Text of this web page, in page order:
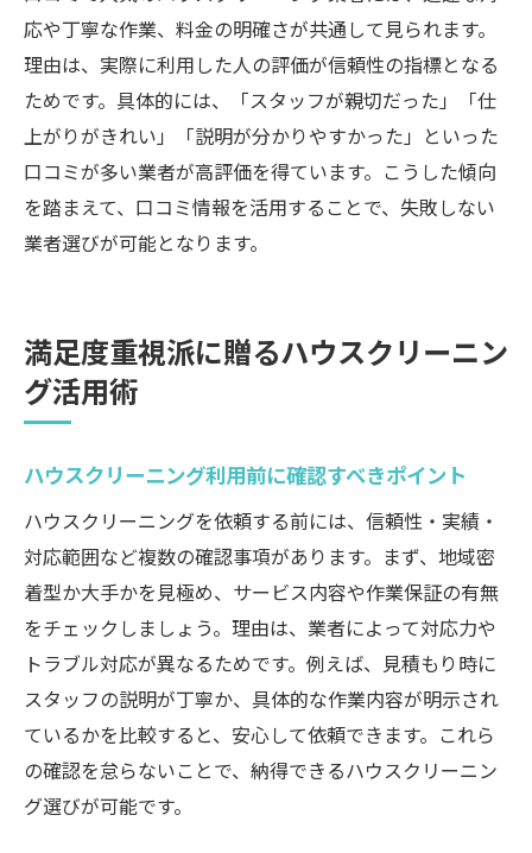
頼法
セットプラン活用でお得にハウスクリーニ
ング
コスト重視でも満足度を下げない選択基準
特典や割引を逃さない依頼タイミングの秘
訣
納得の清潔空間を叶えるプロの選び方まとめ
整理
岡山市の掃除屋選定で重視したい比較基準
口コミや評判を最大限活用する業者選び術
コストと満足度を両立する依頼の流れ
快適な住まいを実現する最適なプロの選び
方
応や丁寧な作業、料金の明確さが共通して見られます。
理由は、実際に利用した人の評価が信頼性の指標となる
ためです。具体的には、「スタッフが親切だった」「仕
上がりがきれい」「説明が分かりやすかった」といった
口コミが多い業者が高評価を得ています。こうした傾向
を踏まえて、口コミ情報を活用することで、失敗しない
業者選びが可能となります。
満足度重視派に贈るハウスクリーニン
グ活用術
ハウスクリーニング利用前に確認すべきポイント
ハウスクリーニングを依頼する前には、信頼性・実績・
対応範囲など複数の確認事項があります。まず、地域密
着型か大手かを見極め、サービス内容や作業保証の有無
をチェックしましょう。理由は、業者によって対応力や
トラブル対応が異なるためです。例えば、見積もり時に
スタッフの説明が丁寧か、具体的な作業内容が明示され
ているかを比較すると、安心して依頼できます。これら
の確認を怠らないことで、納得できるハウスクリーニン
グ選びが可能です。